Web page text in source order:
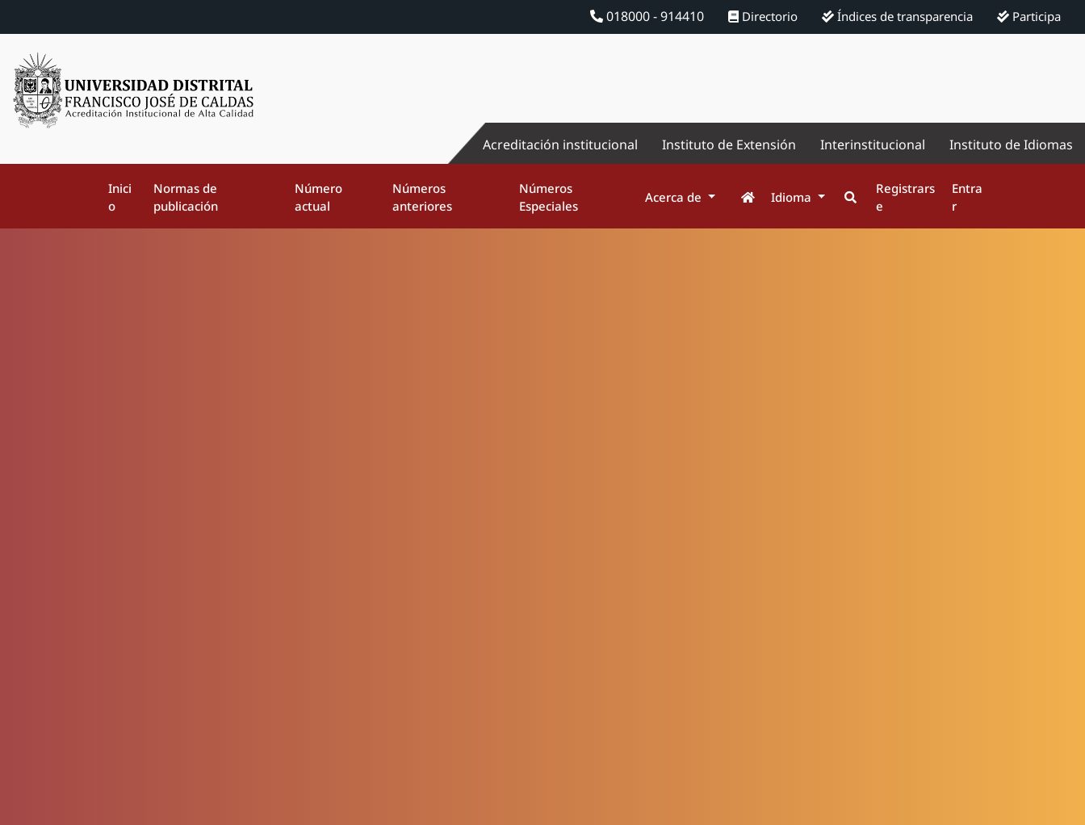
018000 - 914410 Directorio Índices de transparencia Participa
Acreditación institucional Instituto de Extensión Interinstitucional Instituto de Idiomas
Inici
o
Normas de
publicación
Número
actual
Números
anteriores
Números
Especiales
Acerca de Idioma
Registrars
e
Entra
r